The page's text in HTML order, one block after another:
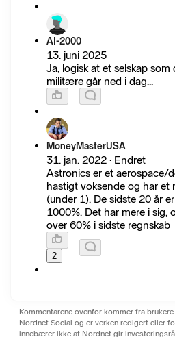
AI-2000
13. juni 2025
Ja, logisk at et selskap
militære går ned i dag...
MoneyMasterUSA
31. jan. 2022 · Endret
Astronics er et aerospace/
hastigt voksende og har et
(under 1). De sidste 20 år
1000%. Det har mere i sig,
over 60% i sidste regnskab
2
Kommentarene ovenfor kommer fra
Nordnet Social og er verken redigert eller
innebærer ikke at Nordnet gir